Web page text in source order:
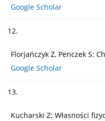
Google Scholar
12.
Florjańczyk Z, Penczek S:
Google Scholar
13.
Kucharski Z: Własności